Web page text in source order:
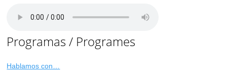
Programas / Programes
Hablamos con…